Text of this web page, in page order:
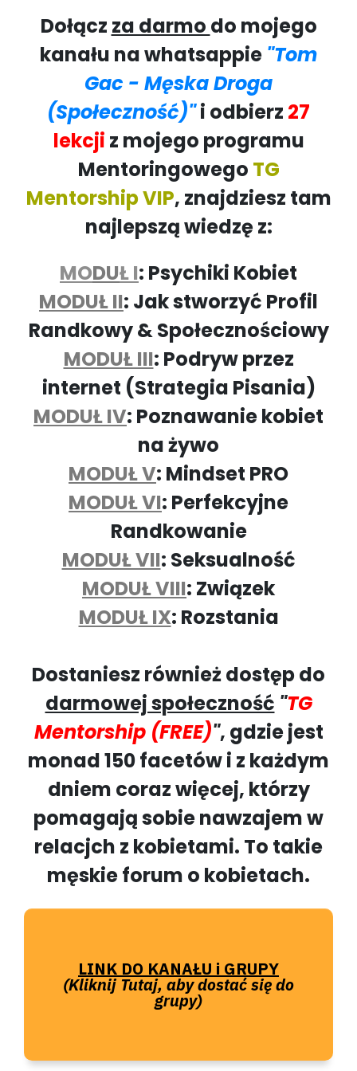
Dołącz za darmo do mojego
kanału na whatsappie "Tom
Gac - Męska Droga
(Społeczność)"i odbierz 27
lekcji z mojego programu
Mentoringowego TG
Mentorship VIP, znajdziesz tam
najlepszą wiedzę z:
MODUŁ I: Psychiki Kobiet
MODUŁ II: Jak stworzyć Profil
Randkowy & Społecznościowy
MODUŁ III: Podryw przez
internet (Strategia Pisania)
MODUŁ IV: Poznawanie kobiet
na żywo
MODUŁ V: Mindset PRO
MODUŁ VI: Perfekcyjne
Randkowanie
MODUŁ VII: Seksualność
MODUŁ VIII: Związek
MODUŁ IX: Rozstania
Dostaniesz również dostęp do
darmowej społeczność "TG
Mentorship (FREE)", gdzie jest
monad 150 facetów i z każdym
dniem coraz więcej, którzy
pomagają sobie nawzajem w
relacjch z kobietami. To takie
męskie forum o kobietach.
LINK DO KANAŁU i GRUPY
(Kliknij Tutaj, aby dostać się do
grupy)